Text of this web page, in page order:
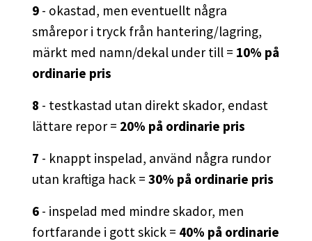
9 - okastad, men eventuellt några
smårepor i tryck från hantering/lagring,
märkt med namn/dekal under till = 10% på
ordinarie pris
8 - testkastad utan direkt skador, endast
lättare repor = 20% på ordinarie pris
7 - knappt inspelad, använd några rundor
utan kraftiga hack = 30% på ordinarie pris
6 - inspelad med mindre skador, men
fortfarande i gott skick = 40% på ordinarie